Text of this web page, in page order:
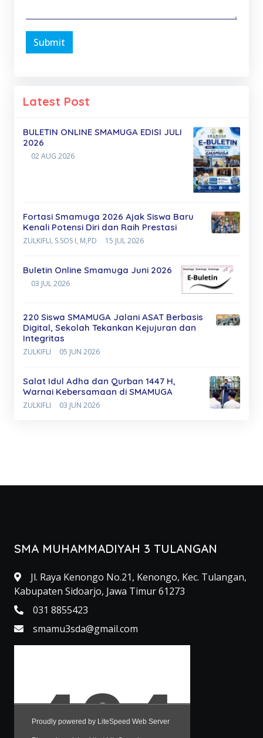
Submit
Latest Post
BULETIN ONLINE SMAMUGA EDISI JULI
2026
02 AUG 2026
Fortasi Smamuga 2026 Ajak Siswa Baru
Kenali Potensi Diri dan Raih Prestasi
ZULKIFLI, S.SOS I, M,PD 15 JUL 2026
Buletin Online Smamuga Juni 2026
03 JUL 2026
220 Siswa SMAMUGA Jalani ASAT Berbasis
Digital, Sekolah Tekankan Kejujuran dan
Integritas
ZULKIFLI 05 JUN 2026
Salat Idul Adha dan Qurban 1447 H,
Warnai Kebersamaan di SMAMUGA
ZULKIFLI 03 JUN 2026
SMA MUHAMMADIYAH 3 TULANGAN
Jl. Raya Kenongo No.21, Kenongo, Kec. Tulangan,
Kabupaten Sidoarjo, Jawa Timur 61273
031 8855423
smamu3sda@gmail.com